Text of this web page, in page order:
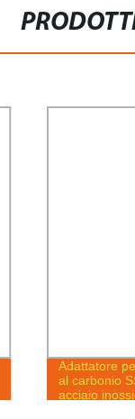
Adattatore
al carbonio
acciaio